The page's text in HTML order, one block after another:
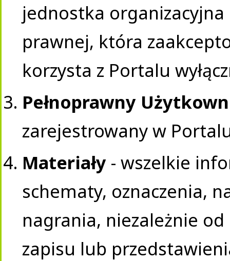
jednostka
prawnej, która
korzysta z Portalu
Pełnoprawny
zarejestrowany w
Materiały - wszelkie
schematy, oznaczenia,
nagrania, niezależnie
zapisu lub